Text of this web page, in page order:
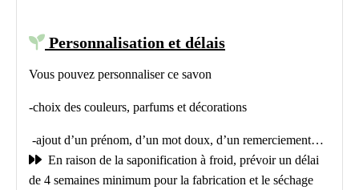
 Personnalisation et délais
Vous pouvez personnaliser ce savon
-choix des couleurs, parfums et décorations
-ajout d’un prénom, d’un mot doux, d’un remerciement…
 En raison de la saponification à froid, prévoir un délai
de 4 semaines minimum pour la fabrication et le séchage